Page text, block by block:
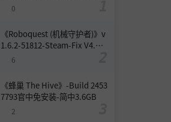
0
《Roboquest (机械守护者)》v
1.6.2-51812-Steam-Fix V4.联
机版官中简体
6
《蜂巢 The Hive》-Build 2453
7793官中免安装-简中3.6GB
2